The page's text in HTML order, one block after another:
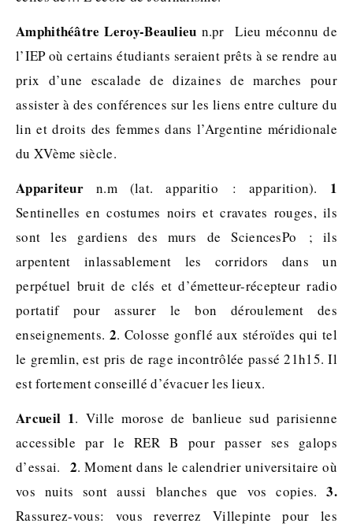
Amphithéâtre Leroy-Beaulieu n.pr Lieu méconnu de
l’IEP où certains étudiants seraient prêts à se rendre au
prix d’une escalade de dizaines de marches pour
assister à des conférences sur les liens entre culture du
lin et droits des femmes dans l’Argentine méridionale
du XVème siècle.
Appariteur n.m (lat. apparitio : apparition). 1
Sentinelles en costumes noirs et cravates rouges, ils
sont les gardiens des murs de SciencesPo ; ils
arpentent inlassablement les corridors dans un
perpétuel bruit de clés et d’émetteur-récepteur radio
portatif pour assurer le bon déroulement des
enseignements. 2. Colosse gonflé aux stéroïdes qui tel
le gremlin, est pris de rage incontrôlée passé 21h15. Il
est fortement conseillé d’évacuer les lieux.
Arcueil 1. Ville morose de banlieue sud parisienne
accessible par le RER B pour passer ses galops
d’essai. 2. Moment dans le calendrier universitaire où
vos nuits sont aussi blanches que vos copies.3.
Rassurez-vous: vous reverrez Villepinte pour les